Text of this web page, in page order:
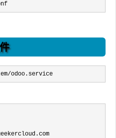
odoo.service